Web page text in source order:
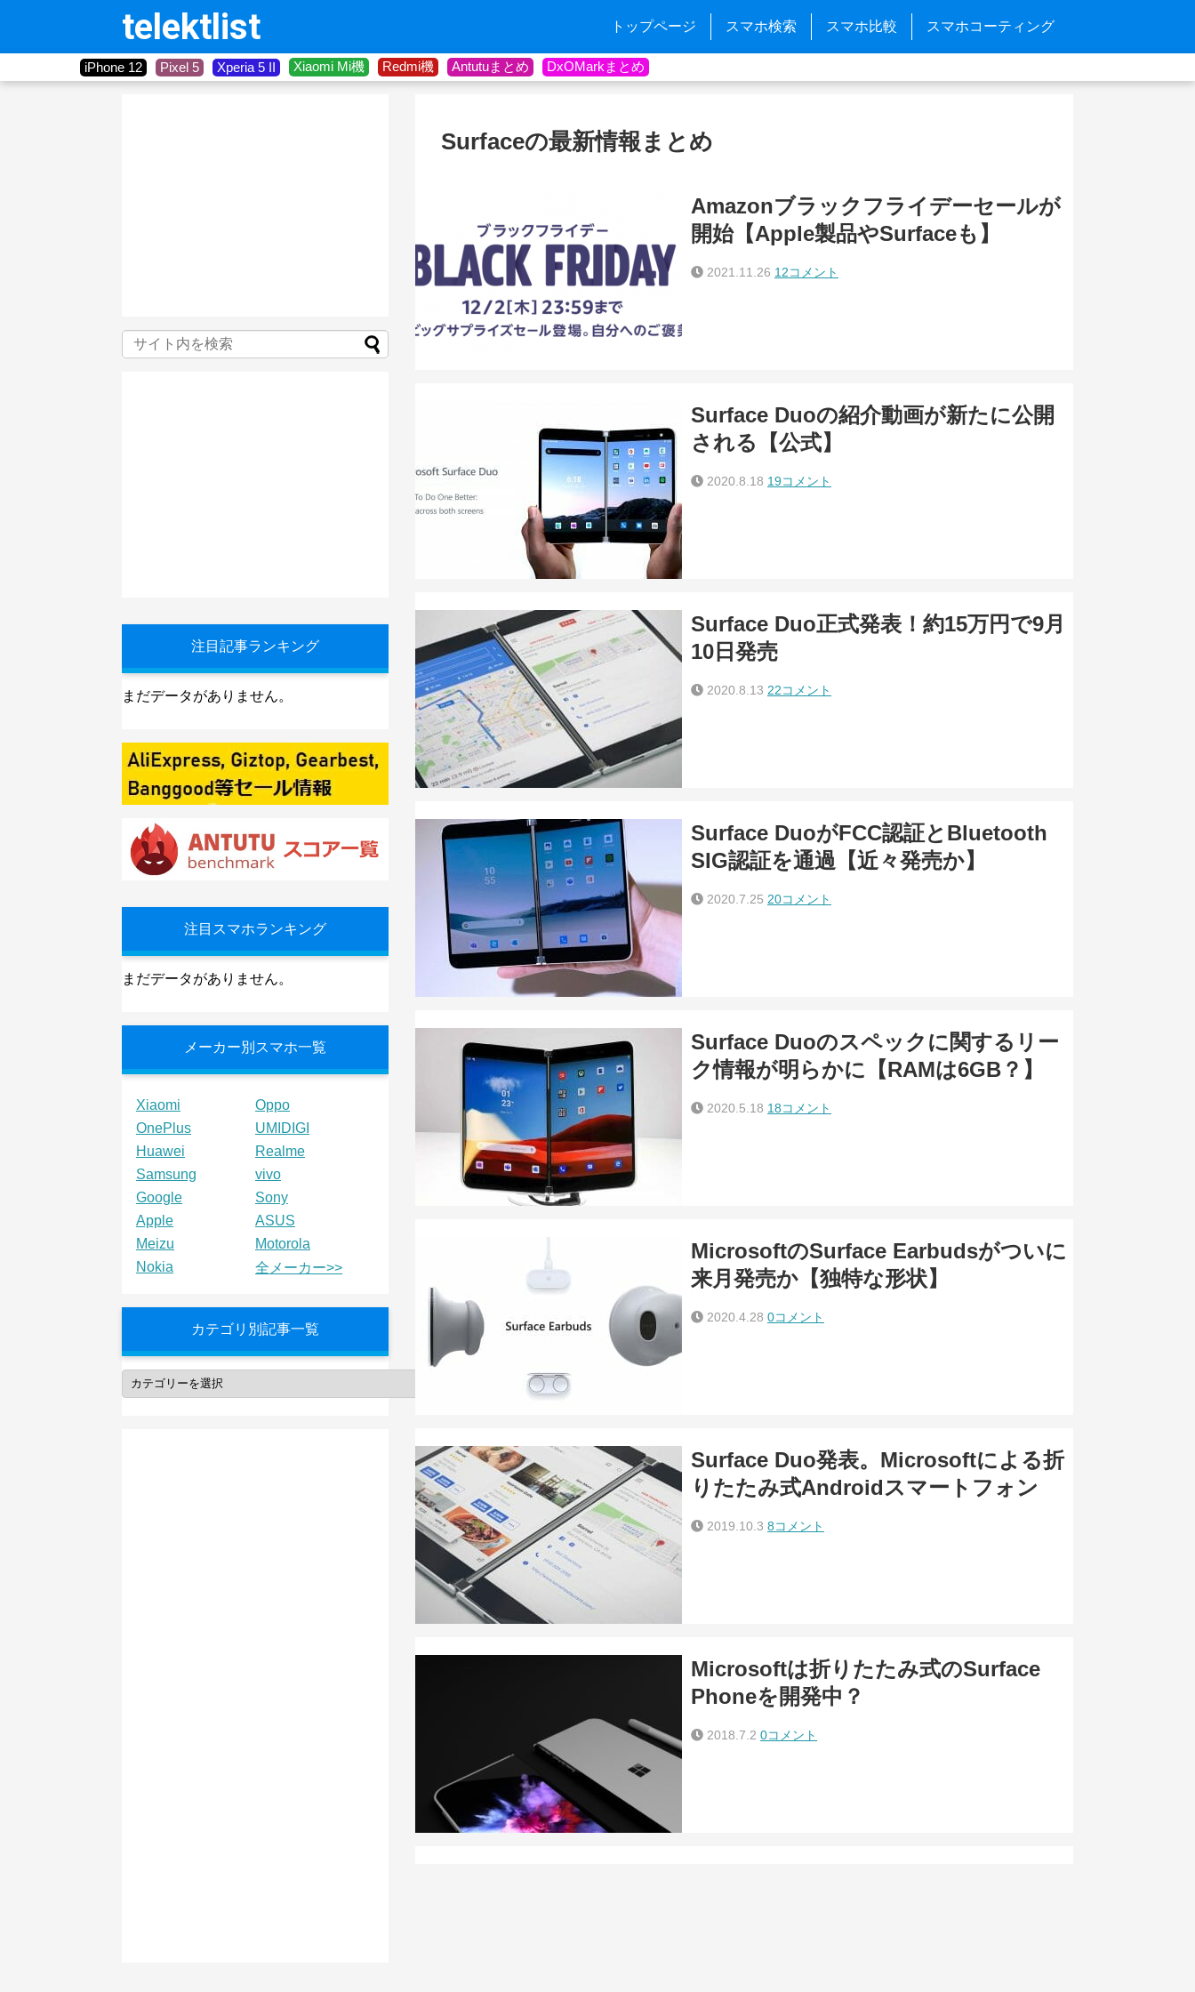
telektlist トップページ スマホ検索 スマホ比較 スマホコーティング
iPhone 12 Pixel 5 Xperia 5 II Xiaomi Mi機 Redmi機 Antutuまとめ DxOMarkまとめ
Surfaceの最新情報まとめ
Amazonブラックフライデーセールが
開始【Apple製品やSurfaceも】
2021.11.26 12コメント
Surface Duoの紹介動画が新たに公開
される【公式】
2020.8.18 19コメント
Surface Duo正式発表！約15万円で9月
10日発売
2020.8.13 22コメント
Surface DuoがFCC認証とBluetooth
SIG認証を通過【近々発売か】
2020.7.25 20コメント
Surface Duoのスペックに関するリー
ク情報が明らかに【RAMは6GB？】
2020.5.18 18コメント
MicrosoftのSurface Earbudsがついに
来月発売か【独特な形状】
2020.4.28 0コメント
Surface Duo発表。Microsoftによる折
りたたみ式Androidスマートフォン
2019.10.3 8コメント
Microsoftは折りたたみ式のSurface
Phoneを開発中？
2018.7.2 0コメント
注目記事ランキング
まだデータがありません。
注目スマホランキング
まだデータがありません。
メーカー別スマホ一覧
Xiaomi
Oppo
OnePlus
UMIDIGI
Huawei
Realme
Samsung
vivo
Google
Sony
Apple
ASUS
Meizu
Motorola
Nokia
全メーカー>>
カテゴリ別記事一覧